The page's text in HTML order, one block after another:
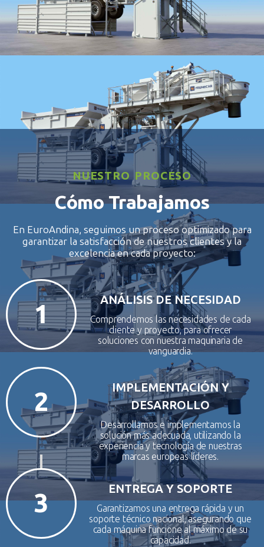
WET1000
NUESTRO PROCESO
Cómo Trabajamos
En EuroAndina, seguimos un proceso optimizado para
garantizar la satisfacción de nuestros clientes y la
excelencia en cada proyecto:
1 ANÁLISIS DE NECESIDAD
Comprendemos las necesidades de cada
cliente y proyecto, para ofrecer
soluciones con nuestra maquinaria de
vanguardia.
2
IMPLEMENTACIÓN Y
DESARROLLO
Desarrollamos e implementamos la
solución más adecuada, utilizando la
experiencia y tecnología de nuestras
marcas europeas líderes.
3 ENTREGA Y SOPORTE
Garantizamos una entrega rápida y un
soporte técnico nacional, asegurando que
cada máquina funcione al máximo de su
capacidad.